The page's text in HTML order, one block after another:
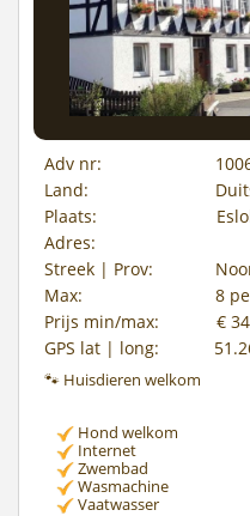
Adv nr:
Land:
Plaats:
Adres:
Streek | Prov:
Max:
8
Prijs min/max:
€
GPS lat | long:
🐾 Huisdieren welkom
Hond welkom
Internet
Zwembad
Wasmachine
Vaatwasser